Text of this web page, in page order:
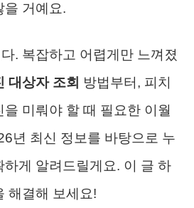
을 거예요.
. 복잡하고 어렵게만 느껴졌
대상자 조회 방법부터, 피치
미뤄야 할 때 필요한 이월
년 최신 정보를 바탕으로 누
하게 알려드릴게요. 이 글 하
해결해 보세요!